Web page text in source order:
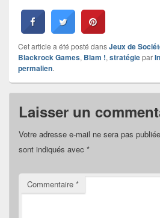
Cet article a été posté dansJeux de
Blackrock Games, Blam !, stratégiepar
permalien.
Laisser un
Votre adresse e-mail ne sera pas
sont indiqués avec *
Commentaire *